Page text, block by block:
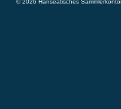
© 2026 Hanseatisches